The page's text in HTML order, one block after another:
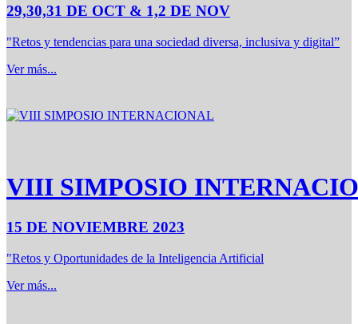
29,30,31 DE OCT & 1,2 DE NOV
"Retos y tendencias para una sociedad diversa, inclusiva y digital”
Ver más...
VIII SIMPOSIO
15 DE NOVIEMBRE 2023
"Retos y Oportunidades de la Inteligencia Artificial
Ver más...